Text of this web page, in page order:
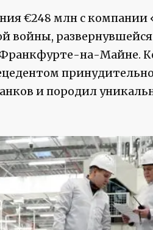
€248 млн с
войны,
на-Майне.
и породил